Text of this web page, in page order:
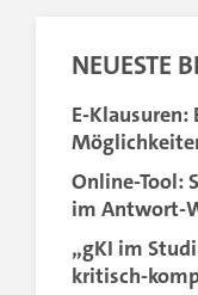
NEUESTE
E-Klausuren:
Online-Tool:
im Antwort-
„gKI im
kritisch-